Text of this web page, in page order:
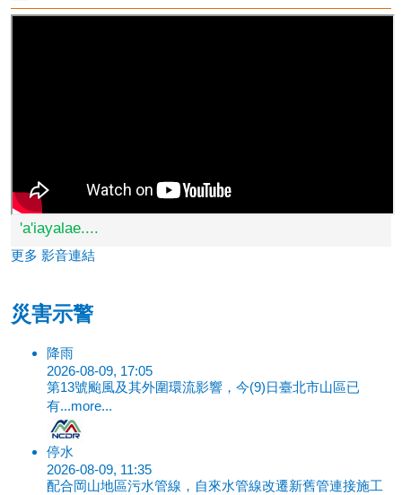
'a'iayalae....
更多 影音連結
災害示警
降雨
2026-08-09, 17:05
第13號颱風及其外圍環流影響，今(9)日臺北市山區已
有...more...
停水
2026-08-09, 11:35
配合岡山地區污水管線，自來水管線改遷新舊管連接施工